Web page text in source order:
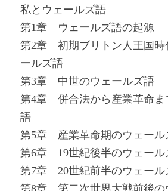
私とウェールズ語
第1章 ウェールズ語の起源
第2章 初期ブリトン人王国時
ールズ語
第3章 中世のウェールズ語
第4章 併合法から産業革命ま
語
第5章 産業革命期のウェール
第6章 19世紀後半のウェール
第7章 20世紀前半のウェール